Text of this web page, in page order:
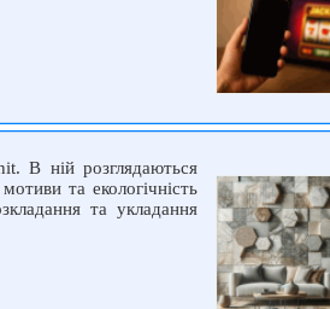
В ній розглядаються
та екологічність
та укладання